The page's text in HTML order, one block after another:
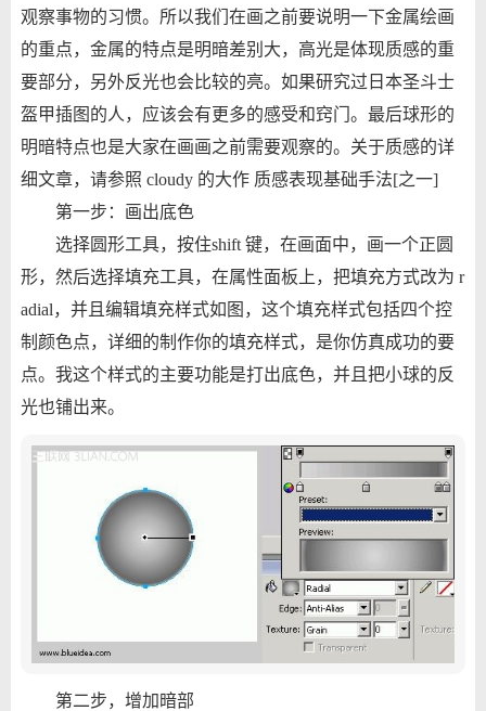
观察事物的习惯。所以我们在画之前要说明一下金属绘画
的重点，金属的特点是明暗差别大，高光是体现质感的重
要部分，另外反光也会比较的亮。如果研究过日本圣斗士
盔甲插图的人，应该会有更多的感受和窍门。最后球形的
明暗特点也是大家在画画之前需要观察的。关于质感的详
细文章，请参照 cloudy 的大作 质感表现基础手法[之一]
第一步：画出底色
选择圆形工具，按住shift 键，在画面中，画一个正圆
形，然后选择填充工具，在属性面板上，把填充方式改为 r
adial，并且编辑填充样式如图，这个填充样式包括四个控
制颜色点，详细的制作你的填充样式，是你仿真成功的要
点。我这个样式的主要功能是打出底色，并且把小球的反
光也铺出来。
第二步，增加暗部